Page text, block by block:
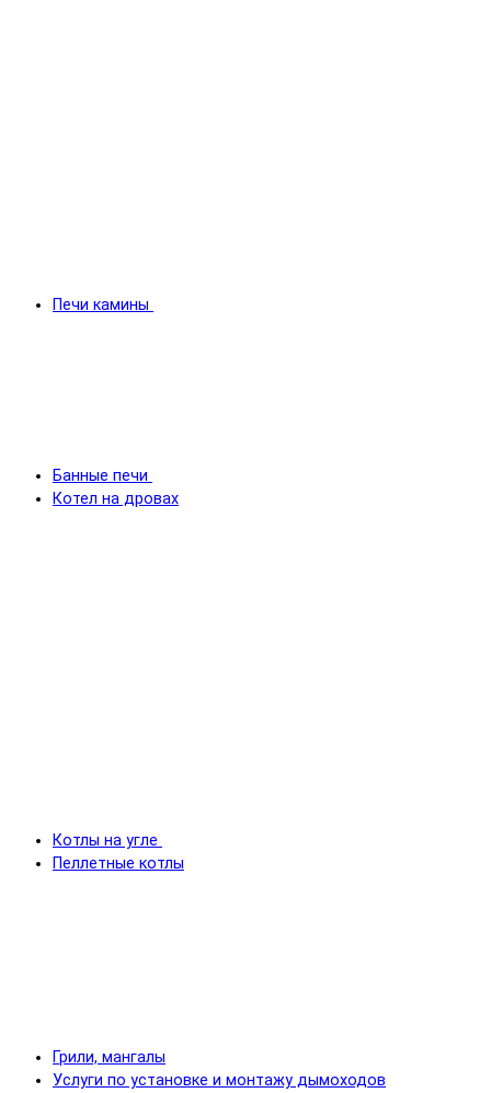
Печи камины
Банные печи
Котел на дровах
Котлы на угле
Пеллетные котлы
Грили, мангалы
Услуги по установке и монтажу дымоходов